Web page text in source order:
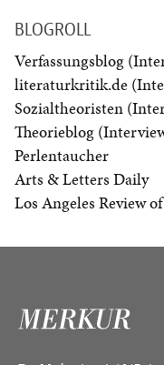
BLOGROLL
Verfassungsblog
literaturkritik.de
Sozialtheoristen
Theorieblog
Perlentaucher
Arts & Letters Daily
Los Angeles Review